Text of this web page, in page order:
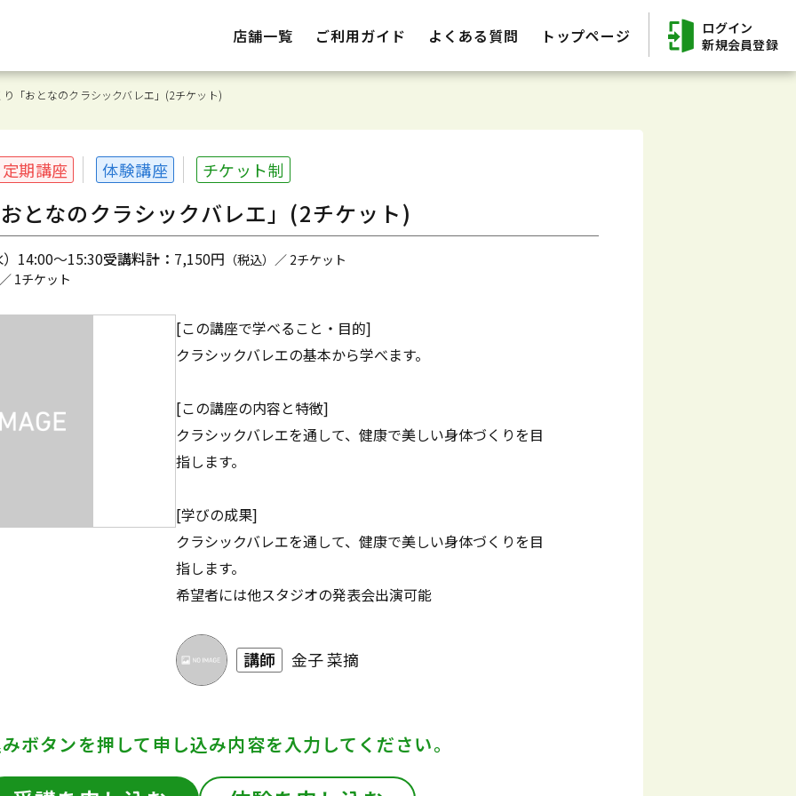
店舗一覧 ご利用ガイド よくある質問 トップページ
ログイン
新規会員登録
「おとなのクラシックバレエ」(2チケット)
定期講座 体験講座 チケット制
となのクラシックバレエ」(2チケット)
14:00～15:30受講料計： 7,150円 （税込）／ 2チケット
1チケット
[この講座で学べること・目的]
クラシックバレエの基本から学べます。
[この講座の内容と特徴]
クラシックバレエを通して、健康で美しい身体づくりを目
指します。
[学びの成果]
クラシックバレエを通して、健康で美しい身体づくりを目
指します。
希望者には他スタジオの発表会出演可能
講師 金子 菜摘
ボタンを押して申し込み内容を入力してください。